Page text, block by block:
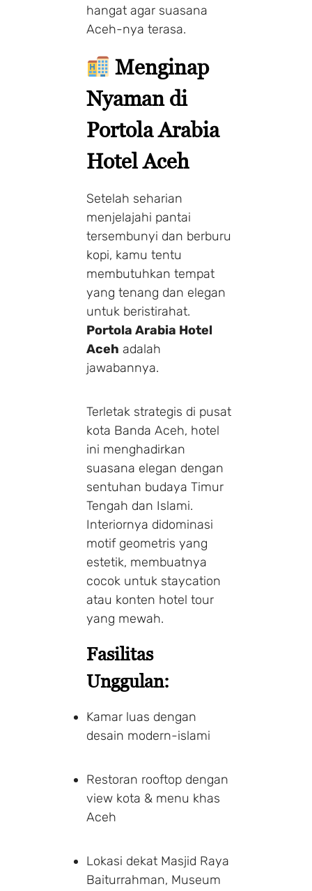
hangat agar suasana
Aceh-nya terasa.
Menginap
Nyaman di
Portola Arabia
Hotel Aceh
Setelah seharian
menjelajahi pantai
tersembunyi dan berburu
kopi, kamu tentu
membutuhkan tempat
yang tenang dan elegan
untuk beristirahat.
Portola Arabia Hotel
Aceh adalah
jawabannya.
Terletak strategis di pusat
kota Banda Aceh, hotel
ini menghadirkan
suasana elegan dengan
sentuhan budaya Timur
Tengah dan Islami.
Interiornya didominasi
motif geometris yang
estetik, membuatnya
cocok untuk staycation
atau konten hotel tour
yang mewah.
Fasilitas
Unggulan:
Kamar luas dengan
desain modern-islami
Restoran rooftop dengan
view kota & menu khas
Aceh
Lokasi dekat Masjid Raya
Baiturrahman, Museum